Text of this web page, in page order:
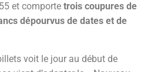
et comporte trois coupures de
dépourvus de dates et de
voit le jour au début de